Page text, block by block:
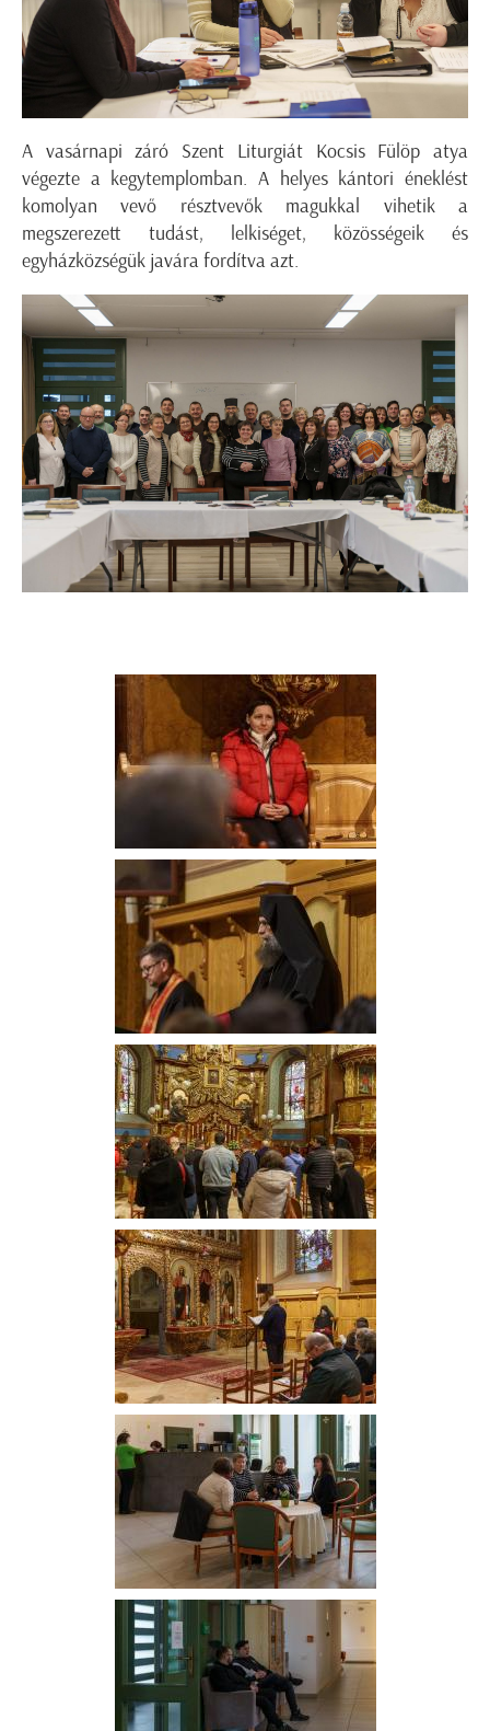
A vasárnapi záró Szent Liturgiát Kocsis Fülöp atya
végezte a kegytemplomban. A helyes kántori éneklést
komolyan vevő résztvevők magukkal vihetik a
megszerezett tudást, lelkiséget, közösségeik és
egyházközségük javára fordítva azt.